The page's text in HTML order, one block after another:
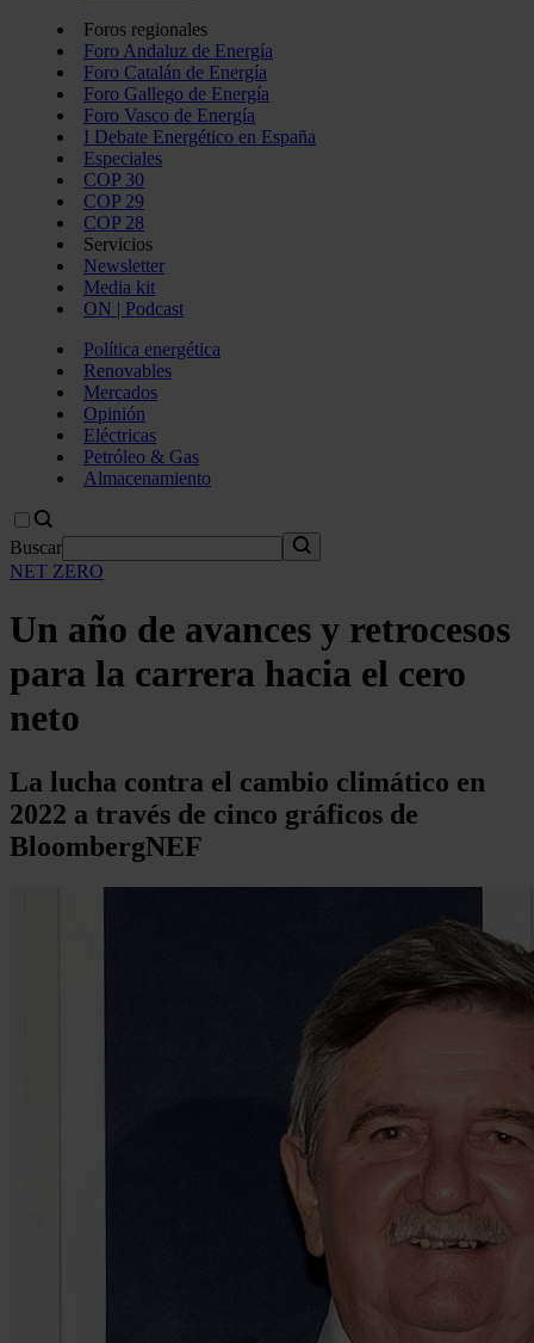
Foros regionales
Foro Andaluz de Energía
Foro Catalán de Energía
Foro Gallego de Energía
Foro Vasco de Energía
I Debate Energético en España
Especiales
COP 30
COP 29
COP 28
Servicios
Newsletter
Media kit
ON | Podcast
Política energética
Renovables
Mercados
Opinión
Eléctricas
Petróleo & Gas
Almacenamiento
Buscar
NET ZERO
Un año de avances y retrocesos
para la carrera hacia el cero
neto
La lucha contra el cambio climático en
2022 a través de cinco gráficos de
BloombergNEF